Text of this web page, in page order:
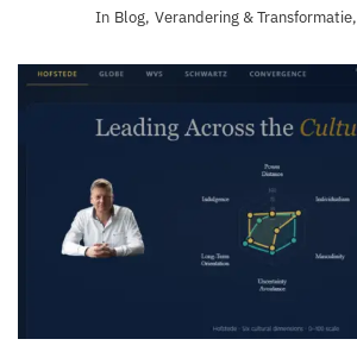
In Blog, Verandering & Transformatie,